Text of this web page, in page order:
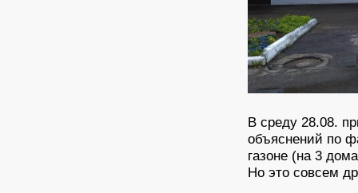
В среду 28.08.
объяснений по
газоне (на 3
Но это совсем